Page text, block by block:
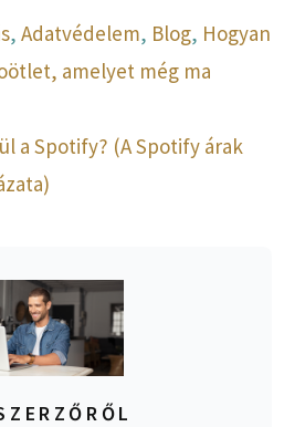
,Adatvédelem, Blog, Hogyan
amelyet még ma
a Spotify? (A Spotify árak